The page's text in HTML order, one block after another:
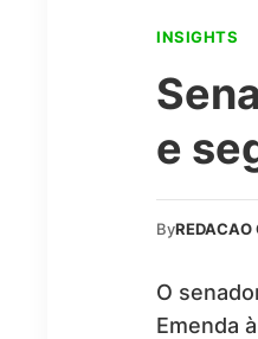
INSIGHTS
e
ByREDACAO
O
Emenda